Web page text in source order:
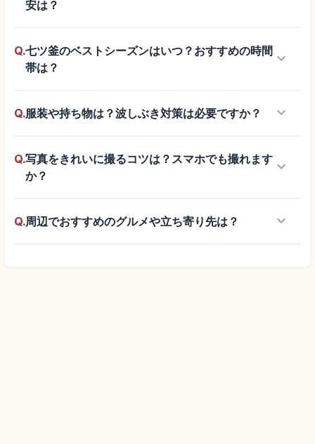
安は？
Q.七ツ釜のベストシーズンはいつ？おすすめの時間
帯は？
keyboard_arrow_down
Q.服装や持ち物は？波しぶき対策は必要ですか？ keyboard_arrow_down
Q.写真をきれいに撮るコツは？スマホでも撮れます
か？
keyboard_arrow_down
Q.周辺でおすすめのグルメや立ち寄り先は？ keyboard_arrow_down